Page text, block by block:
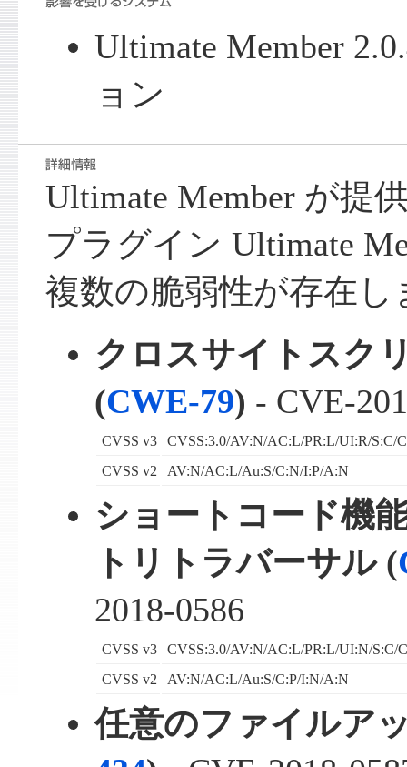
Ultimate Member
ョン
Ultimate Member が提
プラグイン Ultimate
複数の脆弱性が存在し
クロスサイトスク
(CWE-79) - CVE-
CVSS v3
CVSS:3.0/AV:N/AC:L/PR:L/UI:R/S:C/
CVSS v2
AV:N/AC:L/Au:S/C:N/I:P/A:N
ショートコード機
トリトラバーサル (
2018-0586
CVSS v3
CVSS:3.0/AV:N/AC:L/PR:L/UI:N/S:C/
CVSS v2
AV:N/AC:L/Au:S/C:P/I:N/A:N
任意のファイルア